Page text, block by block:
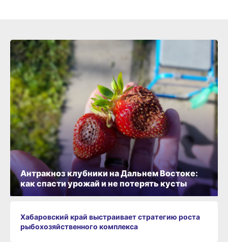
Антракноз клубники на Дальнем Востоке:
как спасти урожай и не потерять кусты
Хабаровский край выстраивает стратегию роста
рыбохозяйственного комплекса